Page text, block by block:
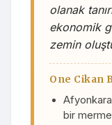
olanak
ekonomik
zemin
One Cikan
bir